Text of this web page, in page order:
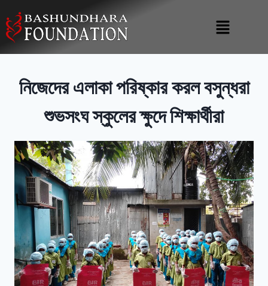
নিজেদের এলাকা পরিষ্কার করল বসুন্ধরা
শুভসংঘ স্কুলের ক্ষুদে শিক্ষার্থীরা